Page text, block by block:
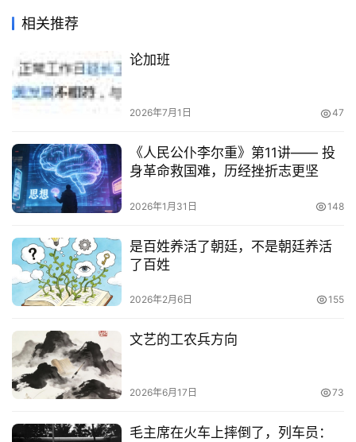
相关推荐
论加班
2026年7月1日 47
《人民公仆李尔重》第11讲—— 投
身革命救国难，历经挫折志更坚
2026年1月31日 148
是百姓养活了朝廷，不是朝廷养活
了百姓
2026年2月6日 155
文艺的工农兵方向
2026年6月17日 73
毛主席在火车上摔倒了，列车员：